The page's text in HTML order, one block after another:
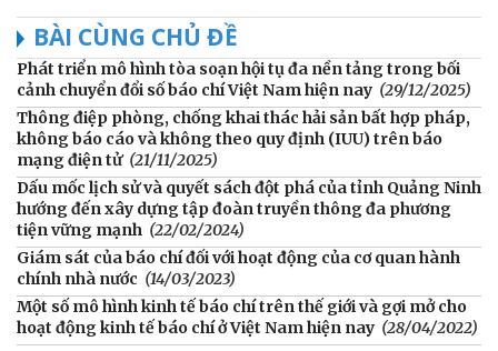
BÀI CÙNG CHỦ ĐỀ
Phát triển mô hình tòa soạn hội tụ đa nền tảng trong bối
cảnh chuyển đổi số báo chí Việt Nam hiện nay (29/12/2025)
Thông điệp phòng, chống khai thác hải sản bất hợp pháp,
không báo cáo và không theo quy định (IUU) trên báo
mạng điện tử (21/11/2025)
Dấu mốc lịch sử và quyết sách đột phá của tỉnh Quảng Ninh
hướng đến xây dựng tập đoàn truyền thông đa phương
tiện vững mạnh (22/02/2024)
Giám sát của báo chí đối với hoạt động của cơ quan hành
chính nhà nước (14/03/2023)
Một số mô hình kinh tế báo chí trên thế giới và gợi mở cho
hoạt động kinh tế báo chí ở Việt Nam hiện nay (28/04/2022)